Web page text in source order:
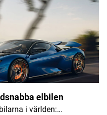
elbilen
i världen:…